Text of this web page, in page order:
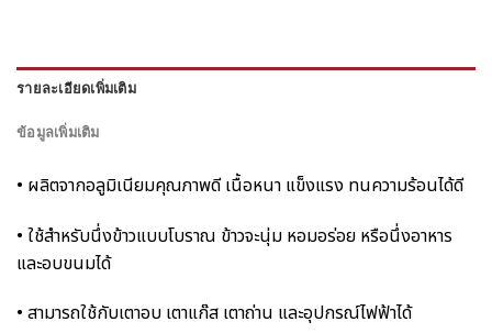
รายละเอียดเพิ่มเติม
ข้อมูลเพิ่มเติม
• ผลิตจากอลูมิเนียมคุณภาพดี เนื้อหนา แข็งแรง ทนความร้อนได้ดี
• ใช้สำหรับนึ่งข้าวแบบโบราณ ข้าวจะนุ่ม หอมอร่อย หรือนึ่งอาหาร
และอบขนมได้
• สามารถใช้กับเตาอบ เตาแก๊ส เตาถ่าน และอุปกรณ์ไฟฟ้าได้